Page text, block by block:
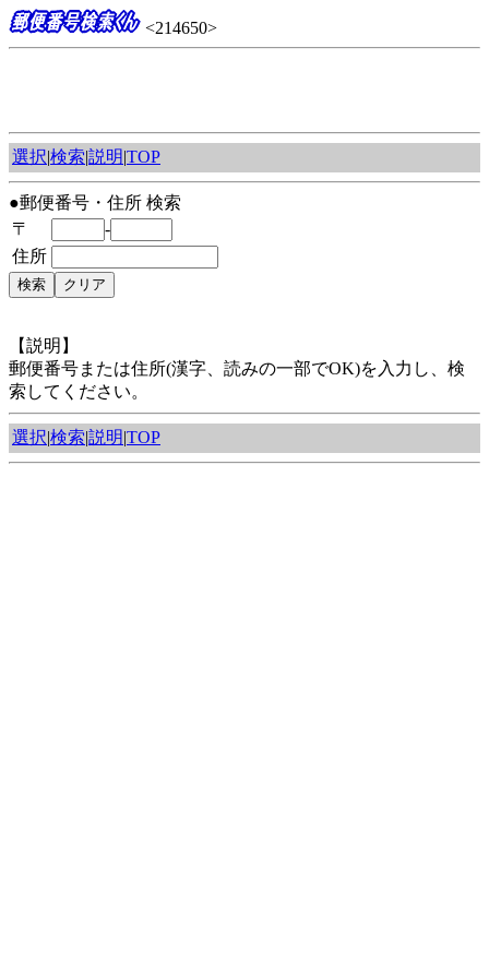
<214650>
選択|検索|説明|TOP
●郵便番号・住所 検索
〒
-
住所
【説明】
郵便番号または住所(漢字、読みの一部でOK)を入力し、検
索してください。
選択|検索|説明|TOP